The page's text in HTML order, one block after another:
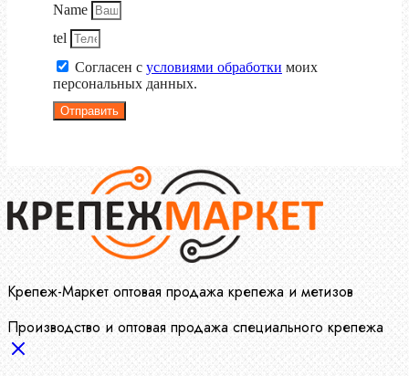
Name
tel
Согласен с условиями обработки моих
персональных данных.
Отправить
Крепеж-Маркет оптовая продажа крепежа и метизов
Производство и оптовая продажа специального крепежа